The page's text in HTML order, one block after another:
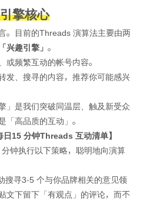
擎核心
。目前的Threads 演算法主要由两
兴趣引擎」 。
或频繁互动的帐号内容。
发、搜寻的内容，推荐你可能感兴
」是我们突破同温层、触及新受众
「高品质的互动」。
日15 分钟Threads 互动清单】
钟执行以下策略，聪明地向演算
搜寻3-5 个与你品牌相关的意见领
文下留下「有观点」的评论，而不